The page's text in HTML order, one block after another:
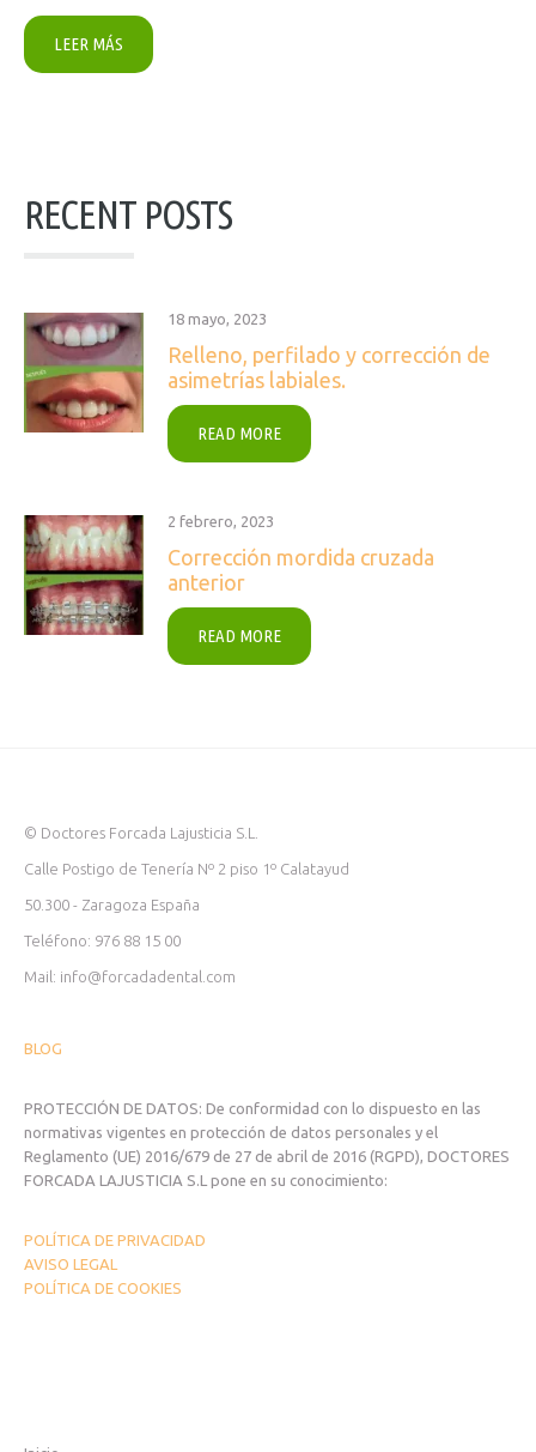
LEER MÁS
RECENT POSTS
18 mayo, 2023
Relleno, perfilado y corrección de
asimetrías labiales.
READ MORE
2 febrero, 2023
Corrección mordida cruzada
anterior
READ MORE
© Doctores Forcada Lajusticia S.L.
Calle Postigo de Tenería Nº 2 piso 1º Calatayud
50.300 - Zaragoza España
Teléfono: 976 88 15 00
Mail: info@forcadadental.com
BLOG
PROTECCIÓN DE DATOS: De conformidad con lo dispuesto en las
normativas vigentes en protección de datos personales y el
Reglamento (UE) 2016/679 de 27 de abril de 2016 (RGPD), DOCTORES
FORCADA LAJUSTICIA S.L pone en su conocimiento:
POLÍTICA DE PRIVACIDAD
AVISO LEGAL
POLÍTICA DE COOKIES